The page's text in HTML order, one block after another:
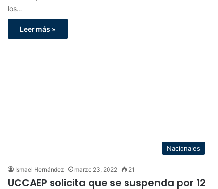
los…
Leer más »
Nacionales
Ismael Hernández marzo 23, 2022 21
UCCAEP solicita que se suspenda por 12